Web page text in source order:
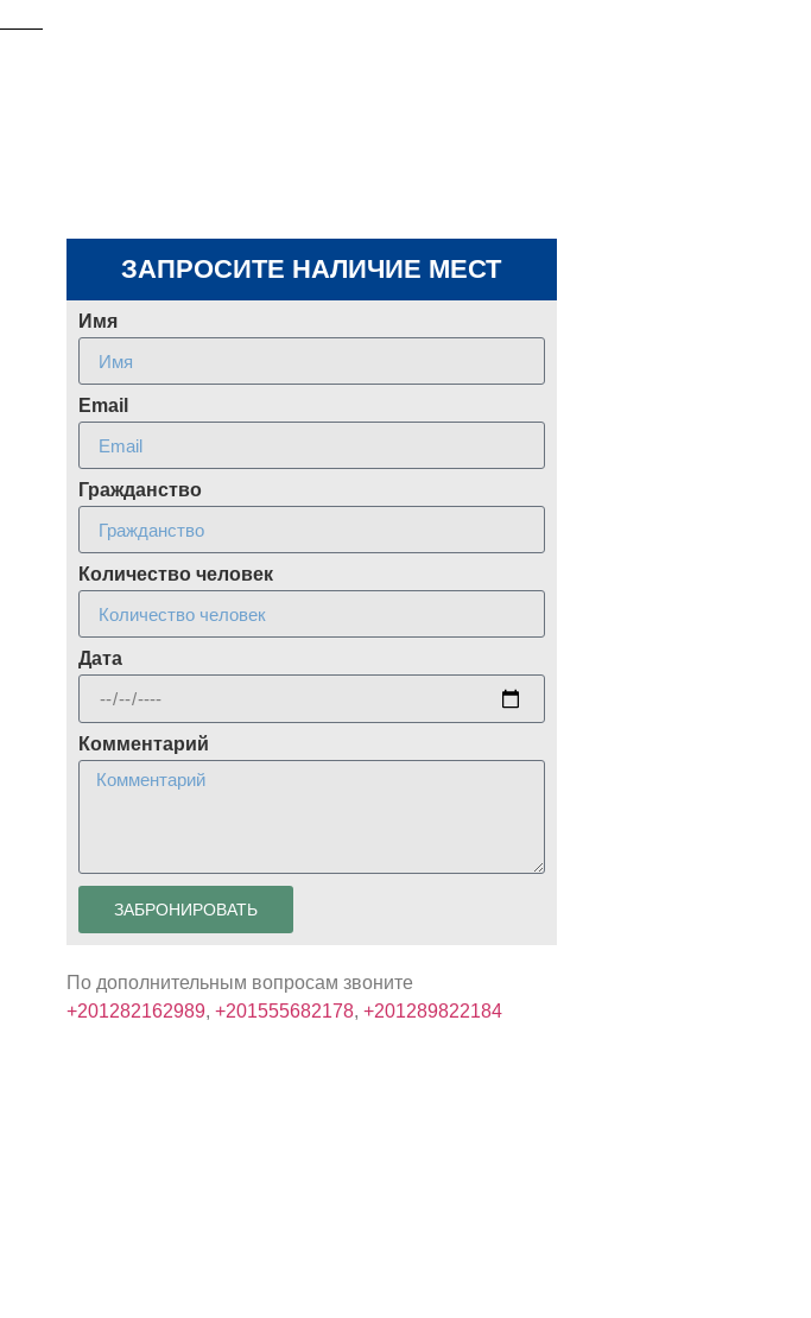
ЗАПРОСИТЕ НАЛИЧИЕ МЕСТ
Имя
Email
Гражданство
Количество человек
Дата
Комментарий
ЗАБРОНИРОВАТЬ
По дополнительным вопросам звоните
+201282162989, +201555682178, +201289822184